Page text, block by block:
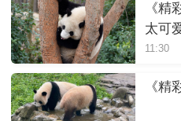
《精
太可
11:30
《精